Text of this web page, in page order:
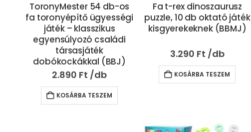
ToronyMester 54 db-os
fa toronyépítő ügyességi
játék – klasszikus
egyensúlyozó családi
társasjáték
dobókockákkal (BBJ)
2.890 Ft
KOSÁRBA TESZEM
Fa t-rex dinoszaurusz
puzzle, 10 db oktató játék
kisgyerekeknek (BBMJ)
3.290 Ft
KOSÁRBA TESZEM